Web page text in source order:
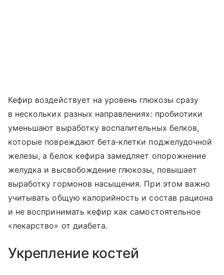
Кефир воздействует на уровень глюкозы сразу
в нескольких разных направлениях: пробиотики
уменьшают выработку воспалительных белков,
которые повреждают бета‑клетки поджелудочной
железы, а белок кефира замедляет опорожнение
желудка и высвобождение глюкозы, повышает
выработку гормонов насыщения. При этом важно
учитывать общую калорийность и состав рациона
и не воспринимать кефир как самостоятельное
«лекарство» от диабета.
Укрепление костей